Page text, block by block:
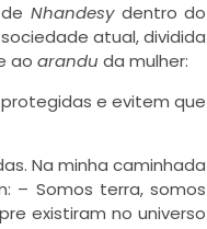
Nhandesydentro do
atual, dividida
ao arandu da mulher:
e evitem que
Na minha caminhada
– Somos terra, somos
existiram no universo